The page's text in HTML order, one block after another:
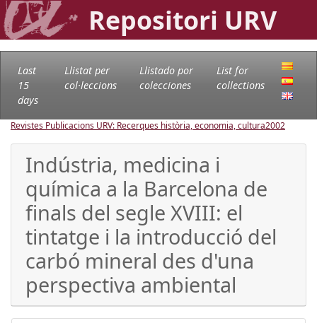
Repositori URV
Last
15
days
Llistat per
col·leccions
Llistado por
colecciones
List for
collections
Revistes Publicacions URV: Recerques història, economia, cultura2002
Indústria, medicina i
química a la Barcelona de
finals del segle XVIII: el
tintatge i la introducció del
carbó mineral des d'una
perspectiva ambiental